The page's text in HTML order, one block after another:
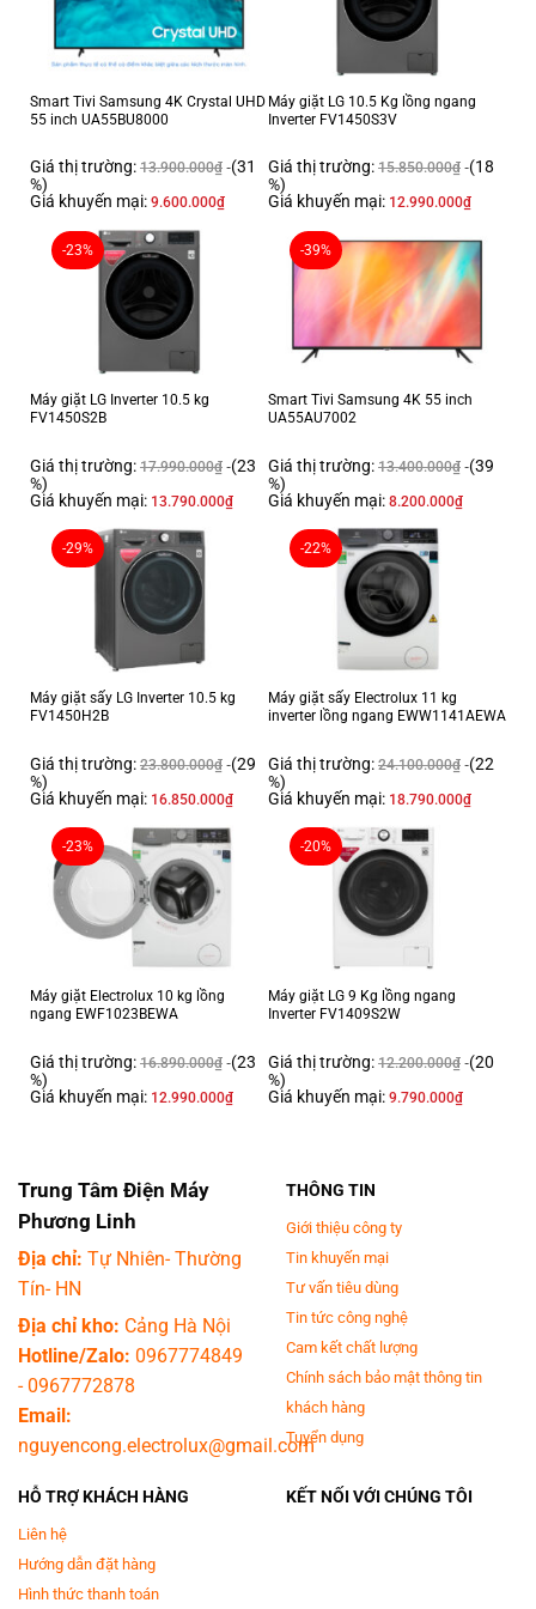
trình làm khô sẽ không làm ảnh hưởng đến màu sắc và chất lượng của
sợi vải.
*Hình ảnh chỉ mang tính chất minh họa
Sấy khô đều, bền sợi vải với sấy tích hợp 3 cảm
biến thông minh Optimal Dry
Bộ 3 cảm biến Optimal Dry tích hợp 3 cảm biến thông minh là nhiệt độ,
độ ẩm và trao đổi nhiệt giúp tự động điều chỉnh nhiệt độ, thời gian và tối
ưu lượng khí trong lồng sấy.Nhờ vào công nghệ tích hợp 3 cảm biến
thông minh, máy sấy của Samsung sẽ
giúp quần áo được sấy khô đều
và bảo vệ sợi vải tối ưu.
*Hình ảnh chỉ mang tính chất minh họa
Sấy khô quần, áo nhanh chóng với chế độ Quick
Dry
Chế độ Quick Dry được trang bị trên máy sấy sẽ giúpsấy khô quần áo tối
ưu trong 35 phút, giúp giảm thời gian chờ đợi. Sau khi giặt và sấy trong
35 phút thì chúng ta sẽ có thể sử dụng ngay lập tức mà không cần tốn
*Hình ảnh chỉ mang tính chất minh họa
Hạn chế nhăn và xoắn quần áo với chế độ Wrinkle
Prevent
Máy sấy Samsung được trang bị chế độ Wrinkle Prevent cho phép lồng
kết thúc. Chế độ nàyhạn chế tình trạng nhăn và xoăn rối quần áodo
được đặt lâu một chỗ ở nhiệt độ cao, tiết kiệm thời gian là ủi quần áo.
Smart Tivi Samsung 4K Crystal UHD
55 inch UA55BU8000
Giá thị trường: 13.900.000₫ (31
%)
Giá khuyến mại: 9.600.000₫
Máy giặt LG 10.5 Kg lồng ngang
Inverter FV1450S3V
Giá thị trường: 15.850.000₫ (18
%)
Giá khuyến mại: 12.990.000₫
-23%
Máy giặt LG Inverter 10.5 kg
FV1450S2B
Giá thị trường: 17.990.000₫ (23
%)
Giá khuyến mại: 13.790.000₫
-39%
Smart Tivi Samsung 4K 55 inch
UA55AU7002
Giá thị trường: 13.400.000₫ (39
%)
Giá khuyến mại: 8.200.000₫
-29%
Máy giặt sấy LG Inverter 10.5 kg
FV1450H2B
Giá thị trường: 23.800.000₫ (29
%)
Giá khuyến mại: 16.850.000₫
-22%
Máy giặt sấy Electrolux 11 kg
inverter lồng ngang EWW1141AEWA
Giá thị trường: 24.100.000₫ (22
%)
Giá khuyến mại: 18.790.000₫
-23%
Máy giặt Electrolux 10 kg lồng
ngang EWF1023BEWA
Giá thị trường: 16.890.000₫ (23
%)
Giá khuyến mại: 12.990.000₫
-20%
Máy giặt LG 9 Kg lồng ngang
Inverter FV1409S2W
Giá thị trường: 12.200.000₫ (20
%)
Giá khuyến mại: 9.790.000₫
Trung Tâm Điện Máy
Phương Linh
Địa chỉ: Tự Nhiên- Thường
Tín- HN
Địa chỉ kho: Cảng Hà Nội
Hotline/Zalo: 0967774849
-0967772878
Email:
nguyencong.electrolux@gmail.com
THÔNG TIN
Giới thiệu công ty
Tin khuyến mại
Tư vấn tiêu dùng
Tin tức công nghệ
Cam kết chất lượng
Chính sách bảo mật thông tin
khách hàng
Tuyển dụng
HỖ TRỢ KHÁCH HÀNG
Liên hệ
Hướng dẫn đặt hàng
Hình thức thanh toán
KẾT NỐI VỚI CHÚNG TÔI